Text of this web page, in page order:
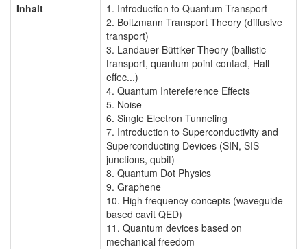
Inhalt
1. Introduction to Quantum Transport
2. Boltzmann Transport Theory (diffusive
transport)
3. Landauer Büttiker Theory (ballistic
transport, quantum point contact, Hall
effec...)
4. Quantum Intereference Effects
5. Noise
6. Single Electron Tunneling
7. Introduction to Superconductivity and
Superconducting Devices (SIN, SIS
junctions, qubit)
8. Quantum Dot Physics
9. Graphene
10. High frequency concepts (waveguide
based cavit QED)
11. Quantum devices based on
mechanical freedom